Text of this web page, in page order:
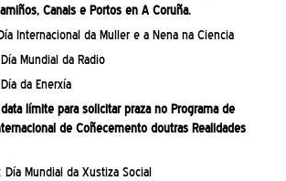
Canais e Portos en A Coruña.
Día Internacional da Muller e a Nena na Ciencia
Día Mundial da Radio
Día da Enerxía
límite para solicitarpraza no Programa de
de Coñecemento doutras Realidades
Día Mundial da Xustiza Social